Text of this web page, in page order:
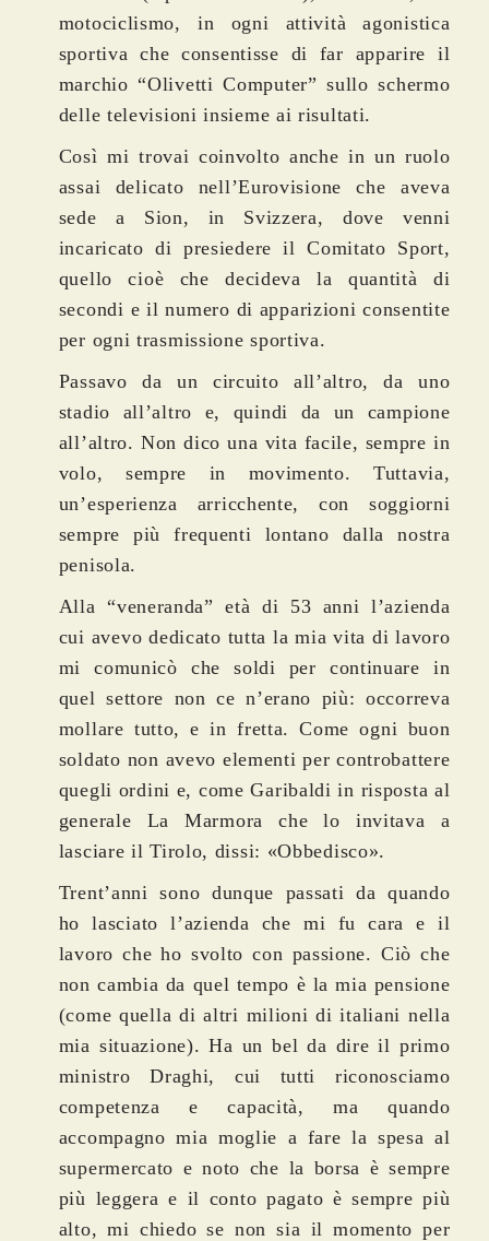
motociclismo, in ogni attività agonistica
sportiva che consentisse di far apparire il
marchio “Olivetti Computer” sullo schermo
delle televisioni insieme ai risultati.
Così mi trovai coinvolto anche in un ruolo
assai delicato nell’Eurovisione che aveva
sede a Sion, in Svizzera, dove venni
incaricato di presiedere il Comitato Sport,
quello cioè che decideva la quantità di
secondi e il numero di apparizioni consentite
per ogni trasmissione sportiva.
Passavo da un circuito all’altro, da uno
stadio all’altro e, quindi da un campione
all’altro. Non dico una vita facile, sempre in
volo, sempre in movimento. Tuttavia,
un’esperienza arricchente, con soggiorni
sempre più frequenti lontano dalla nostra
penisola.
Alla “veneranda” età di 53 anni l’azienda
cui avevo dedicato tutta la mia vita di lavoro
mi comunicò che soldi per continuare in
quel settore non ce n’erano più: occorreva
mollare tutto, e in fretta. Come ogni buon
soldato non avevo elementi per controbattere
quegli ordini e, come Garibaldi in risposta al
generale La Marmora che lo invitava a
lasciare il Tirolo, dissi: «Obbedisco».
Trent’anni sono dunque passati da quando
ho lasciato l’azienda che mi fu cara e il
lavoro che ho svolto con passione. Ciò che
non cambia da quel tempo è la mia pensione
(come quella di altri milioni di italiani nella
mia situazione). Ha un bel da dire il primo
ministro Draghi, cui tutti riconosciamo
competenza e capacità, ma quando
accompagno mia moglie a fare la spesa al
supermercato e noto che la borsa è sempre
più leggera e il conto pagato è sempre più
alto, mi chiedo se non sia il momento per